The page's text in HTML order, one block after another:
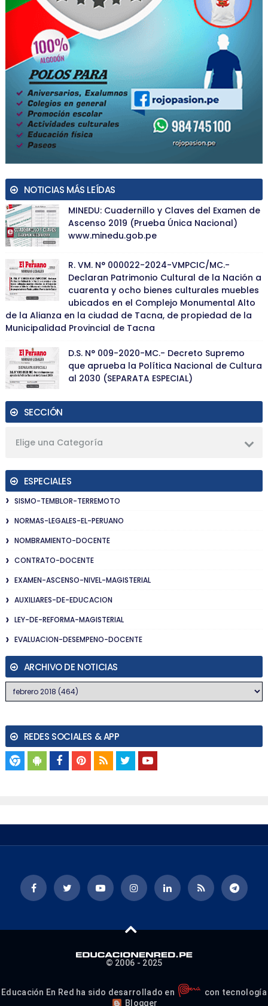
NOTICIAS MÁS LEÍDAS
MINEDU: Cuadernillo y Claves del Examen de
Ascenso 2019 (Prueba Única Nacional)
www.minedu.gob.pe
R. VM. N° 000022-2024-VMPCIC/MC.-
Declaran Patrimonio Cultural de la Nación a
cuarenta y ocho bienes culturales muebles
ubicados en el Complejo Monumental Alto
de la Alianza en la ciudad de Tacna, de propiedad de la
Municipalidad Provincial de Tacna
D.S. N° 009-2020-MC.- Decreto Supremo
que aprueba la Política Nacional de Cultura
al 2030 (SEPARATA ESPECIAL)
SECCIÓN
Elige una Categoría
ESPECIALES
SISMO-TEMBLOR-TERREMOTO
NORMAS-LEGALES-EL-PERUANO
NOMBRAMIENTO-DOCENTE
CONTRATO-DOCENTE
EXAMEN-ASCENSO-NIVEL-MAGISTERIAL
AUXILIARES-DE-EDUCACION
LEY-DE-REFORMA-MAGISTERIAL
EVALUACION-DESEMPENO-DOCENTE
ARCHIVO DE NOTICIAS
REDES SOCIALES & APP
© 2006 - 2025
Educación En Red ha sido desarrollado en
con tecnología
Blogger